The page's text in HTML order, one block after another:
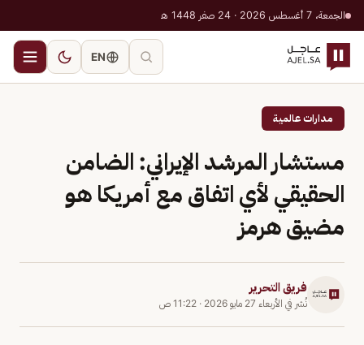
الجمعة، 7 أغسطس 2026 · 24 صفر 1448 هـ
EN
مدارات عالمية
مستشار المرشد الإيراني: الضامن
الحقيقي لأي اتفاق مع أمريكا هو
مضيق هرمز
فريق التحرير
نُشر في الأربعاء 27 مايو 2026 · 11:22 ص